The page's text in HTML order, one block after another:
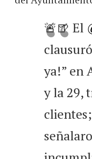
🚨🍺 El
ya!” en
y la 29,